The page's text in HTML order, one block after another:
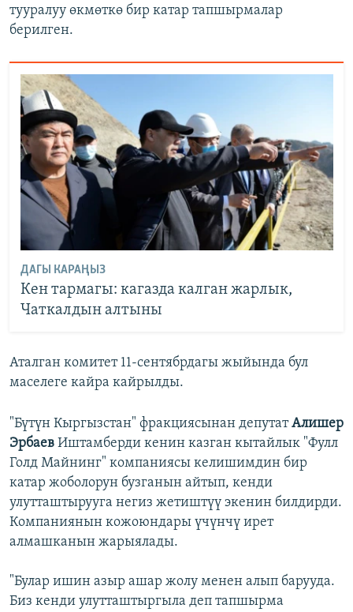
тууралуу өкмөткө бир катар тапшырмалар
берилген.
ДАГЫ КАРАҢЫЗ
Кен тармагы: кагазда калган жарлык,
Чаткалдын алтыны
Аталган комитет 11-сентябрдагы жыйында бул
маселеге кайра кайрылды.
"Бүтүн Кыргызстан" фракциясынан депутатАлишер
Эрбаев Иштамберди кенин казган кытайлык "Фулл
Голд Майнинг" компаниясы келишимдин бир
катар жоболорун бузганын айтып, кенди
улутташтырууга негиз жетиштүү экенин билдирди.
Компаниянын кожоюндары үчүнчү ирет
алмашканын жарыялады.
"Булар ишин азыр ашар жолу менен алып барууда.
Биз кенди улутташтыргыла деп тапшырма